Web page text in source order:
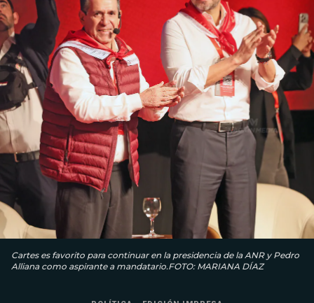
Cartes es favorito para continuar en la presidencia de la ANR y Pedro
Alliana como aspirante a mandatario.FOTO: MARIANA DÍAZ